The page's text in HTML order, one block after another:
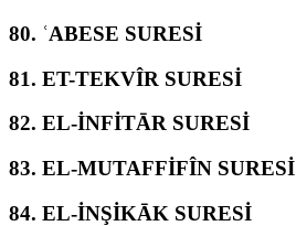
80. ʿABESE SURESİ
81. ET-TEKVÎR SURESİ
82. EL-İNFİTĀR SURESİ
83. EL-MUTAFFİFÎN SURESİ
84. EL-İNŞİKĀK SURESİ